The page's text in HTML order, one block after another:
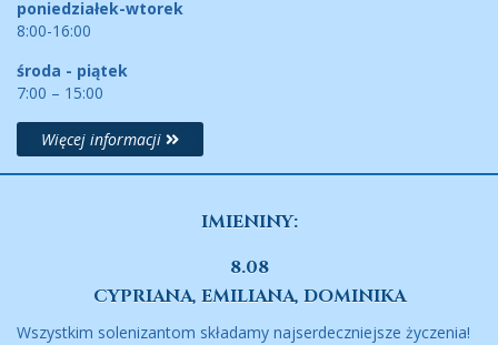
poniedziałek-wtorek
8:00-16:00
środa - piątek
7:00 – 15:00
Więcej informacji
IMIENINY:
8.08
CYPRIANA, EMILIANA, DOMINIKA
Wszystkim solenizantom składamy najserdeczniejsze życzenia!